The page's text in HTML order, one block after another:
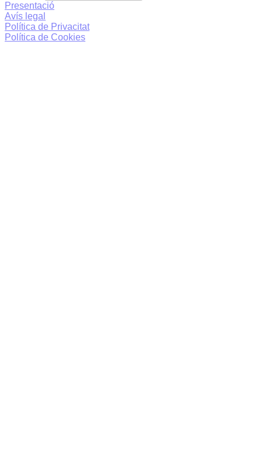
Presentació
Avís legal
Política de Privacitat
Política de Cookies